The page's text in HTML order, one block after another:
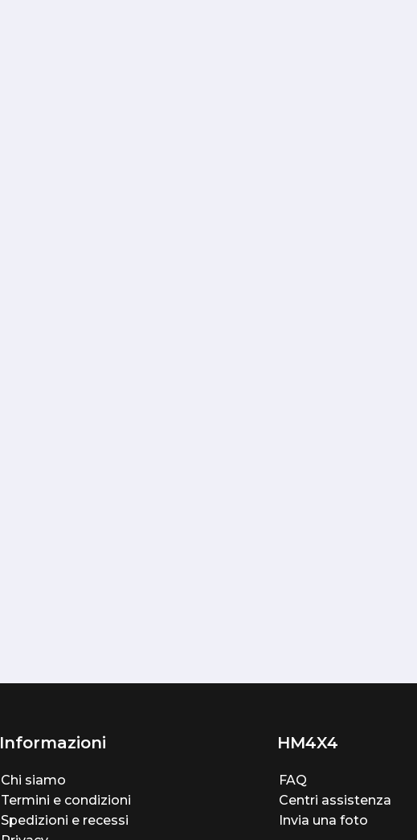
Informazioni
Chi siamo
Termini e condizioni
Spedizioni e recessi
HM4X4
FAQ
Centri assistenza
Invia una foto